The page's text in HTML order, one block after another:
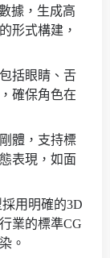
據，生成高
形式構建，
括眼睛、舌
確保角色在
體，支持標
表現，如面
採用明確的3D
業的標準CG
。